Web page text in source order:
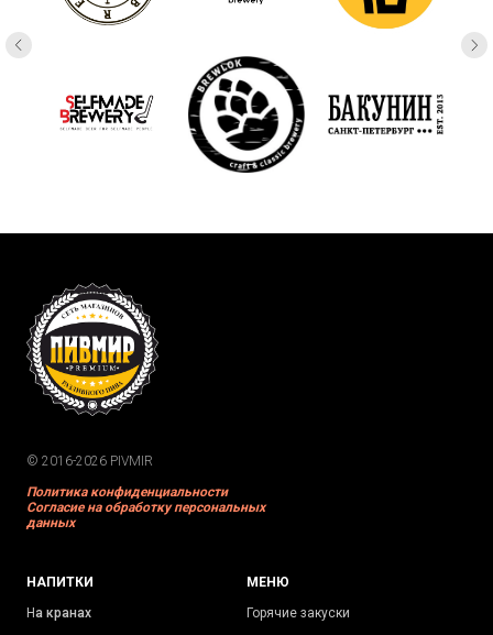
© 2016-2026 PIVMIR
Политика конфиденциальности
Согласие на обработку персональных
данных
НАПИТКИ
На кранах
МЕНЮ
Горячие закуски